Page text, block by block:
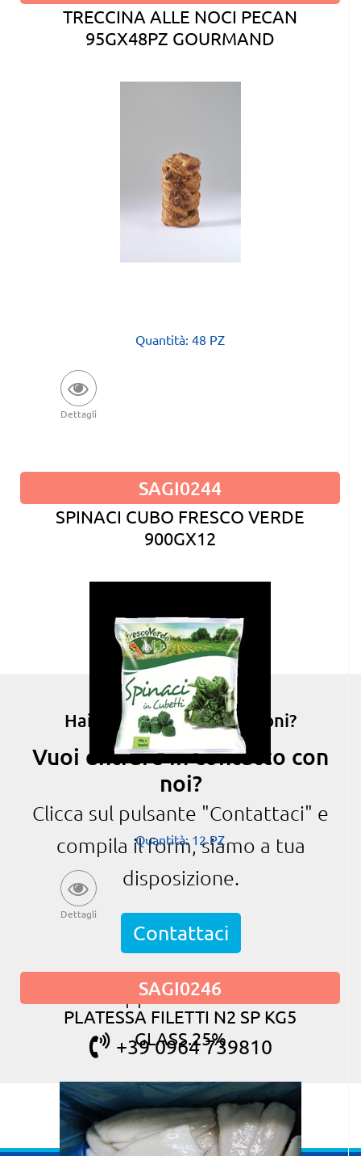
TRECCINA ALLE NOCI PECAN
95GX48PZ GOURMAND
Quantità: 48 PZ
Dettagli
SAGI0244
SPINACI CUBO FRESCO VERDE
900GX12
Quantità: 12 PZ
Dettagli
SAGI0246
PLATESSA FILETTI N2 SP KG5
GLASS.25%
Hai bisogno di informazioni?
Vuoi entrare in contatto con
noi?
Clicca sul pulsante "Contattaci" e
compila il form, siamo a tua
disposizione.
Contattaci
oppure chiama
+39 0964 739810